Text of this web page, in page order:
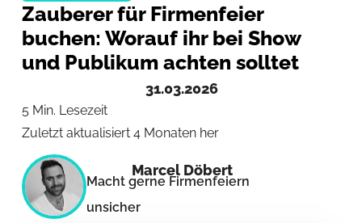
Zauberer für Firmenfeier
buchen: Worauf ihr bei Show
und Publikum achten solltet
31.03.2026
5 Min. Lesezeit
Zuletzt aktualisiert 4 Monaten her
Marcel Döbert
Macht gerne Firmenfeiern
unsicher